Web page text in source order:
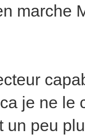
marche
je ne le
un peu